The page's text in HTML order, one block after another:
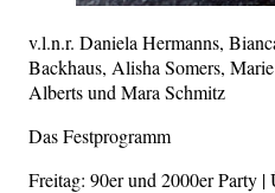
v.l.n.r. Daniela Hermanns,
Backhaus, Alisha Somers, Marie
Alberts und Mara Schmitz
Das Festprogramm
Freitag: 90er und 2000er Party